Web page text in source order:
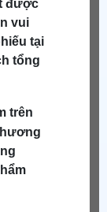
được
vui
tại
tổng
trên